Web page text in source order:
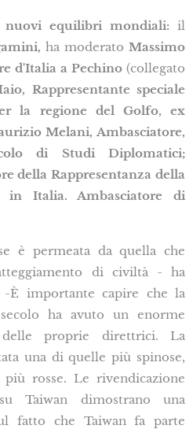
equilibri mondiali: il
ha moderato Massimo
d'Italia a Pechino (collegato
Rappresentante speciale
la regione del Golfo, ex
Melani, Ambasciatore,
di Studi Diplomatici;
della Rappresentanza della
in Italia. Ambasciatore di
è permeata da quella che
di civiltà - ha
-È importante capire che la
ha avuto un enorme
delle proprie direttrici. La
una di quelle più spinose,
rosse. Le rivendicazione
Taiwan dimostrano una
fatto che Taiwan fa parte